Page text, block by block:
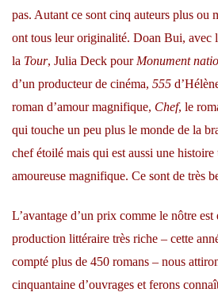
pas. Autant ce sont cinq auteurs plus ou
ont tous leur originalité. Doan Bui, avec
la Tour, Julia Deck pour Monument
d’un producteur de cinéma, 555
roman d’amour magnifique, Chef, le
qui touche un peu plus le monde de la
chef étoilé mais qui est aussi une
amoureuse magnifique. Ce sont de très
L’avantage d’un prix comme le nôtre est
production littéraire très riche – cette
compté plus de 450 romans – nous
cinquantaine d’ouvrages et ferons